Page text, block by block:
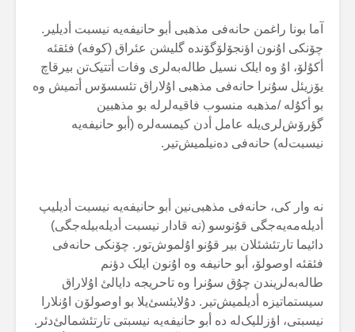
آما بونا راغمن حانەفی مذهبی أبو حانیفەیە نیسبت أدیلیر.
چۆنکی اۇنون اؤنجۆلۆگۆندە گلیشن عئراق (کوفە) فئقئە
أکۇلۆ، اۇ وە ایلک نسیل طالەبەلری وفات أتتیک‌تن بیرقاچ
یۆزیئل سۇنرا حانەفی مذهبی اۇلاراق تئسسۆس أتمیش وە
بو أکۇلە /مذهبە منسوب فاقیەلرلە بو مذهبین
گؤرۆش‌لری‌یلە عامل أدن کیمسەلرە (أبو حانیفەیە
نیسبت‌لە) حانەفی دەنیلمیش‌تیر.
نە وار کی، حانەفی مذهبی‌نین أبو حانیفەیە نیسبت أدیلیپ
أدیلەمەیەجگی قۇنوسو (نە قادار نیسبت أدیلەبیلەجگی)
دائیما تارتئشئلان بیر قۇنو اۇلموش‌تور. چۆنکی حانەفی
فئقئە اوصولۆ، أبو حانیفە وە اۇنون ایلک دؤنم
طالەبەلریندن چۇق سۇنرا وە تاحریجە دایالئ اۇلاراق
سیستماتیزە أدیلمیش‌تیر. دۇلایئسئ‌یلا بو اوصولۆن اۇنلارا
نیسبتی، اؤزللیک‌لە دە أبو حانیفەیە نیسبتی تارتئشمالئ‌دئر.